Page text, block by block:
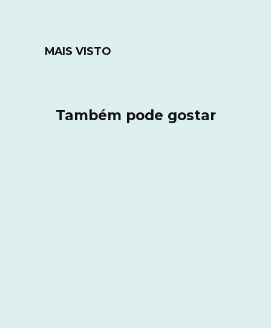
MAIS VISTO
Também pode gostar